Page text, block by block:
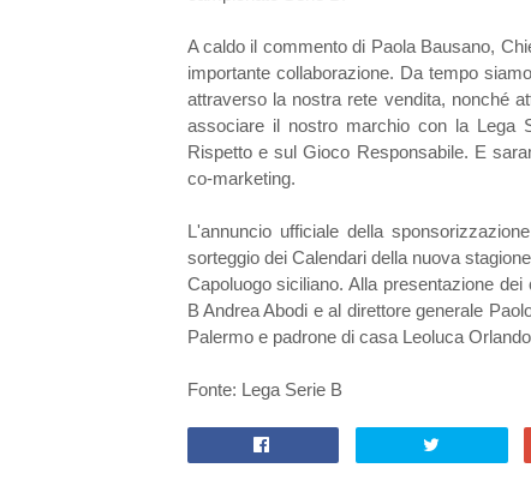
A caldo il commento di Paola Bausano,
importante collaborazione. Da tempo
attraverso la nostra rete vendita, nonché
associare il nostro marchio con la Lega
Rispetto e sul Gioco Responsabile. E
co-marketing.
L'annuncio ufficiale della
sorteggio dei Calendari della nuova
Capoluogo siciliano. Alla presentazione
B Andrea Abodi e al direttore generale
Palermo e padrone di casa Leoluca
Fonte: Lega Serie B